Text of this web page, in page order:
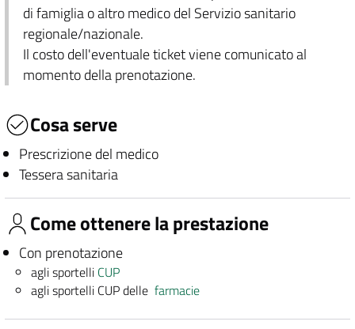
di famiglia o altro medico del Servizio sanitario
regionale/nazionale.
Il costo dell'eventuale ticket viene comunicato al
momento della prenotazione.
Cosa serve
Prescrizione del medico
Tessera sanitaria
Come ottenere la prestazione
Con prenotazione
agli sportelli CUP
agli sportelli CUP dellefarmacie